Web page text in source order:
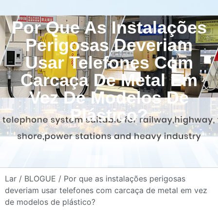
Por Que As Instalações
Perigosas Deveriam
Usar Telefones Com
Carcaça De Metal Em
Vez De Modelos De
Plástico?
Lar / BLOGUE / Por que as instalações perigosas
deveriam usar telefones com carcaça de metal em vez
de modelos de plástico?